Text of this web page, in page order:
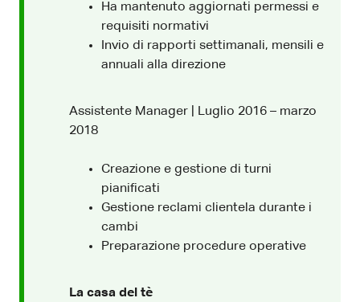
Ha mantenuto aggiornati permessi e
requisiti normativi
Invio di rapporti settimanali, mensili e
annuali alla direzione
Assistente Manager | Luglio 2016 – marzo
2018
Creazione e gestione di turni
pianificati
Gestione reclami clientela durante i
cambi
Preparazione procedure operative
La casa del tè